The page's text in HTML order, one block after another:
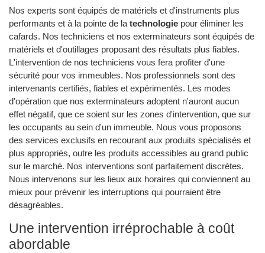
Nos experts sont équipés de matériels et d'instruments plus
performants et à la pointe de la technologie pour éliminer les
cafards. Nos techniciens et nos exterminateurs sont équipés de
matériels et d'outillages proposant des résultats plus fiables.
L'intervention de nos techniciens vous fera profiter d'une
sécurité pour vos immeubles. Nos professionnels sont des
intervenants certifiés, fiables et expérimentés. Les modes
d'opération que nos exterminateurs adoptent n'auront aucun
effet négatif, que ce soient sur les zones d'intervention, que sur
les occupants au sein d'un immeuble. Nous vous proposons
des services exclusifs en recourant aux produits spécialisés et
plus appropriés, outre les produits accessibles au grand public
sur le marché. Nos interventions sont parfaitement discrètes.
Nous intervenons sur les lieux aux horaires qui conviennent au
mieux pour prévenir les interruptions qui pourraient être
désagréables.
Une intervention irréprochable à coût
abordable